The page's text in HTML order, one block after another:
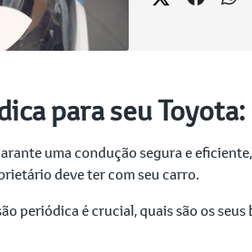
para seu
uma condução segura e
deve ter com seu carro.
periódica é crucial, quais são os